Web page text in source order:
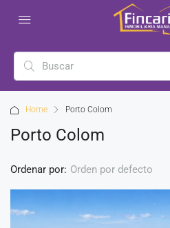
Home Porto Colom
Porto Colom
Ordenar por: Orden por defecto